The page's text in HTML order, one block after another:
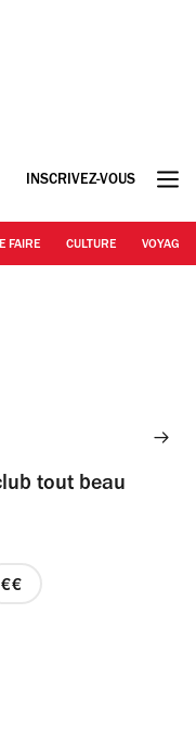
INSCRIVEZ-VOUS
FAIRE CULTURE VOYAGE
tout beau
prix